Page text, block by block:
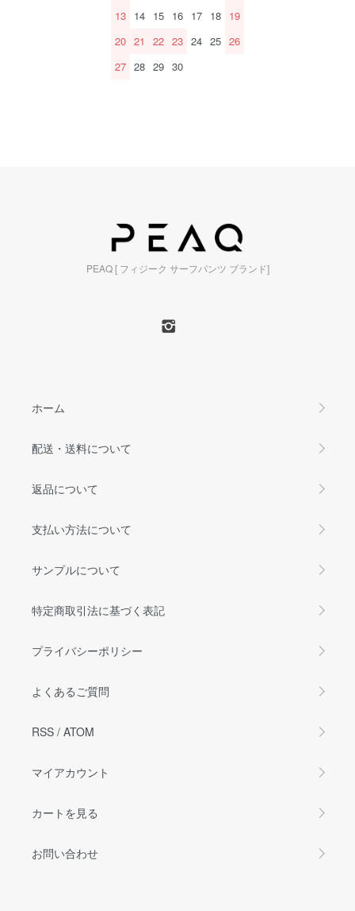
13 14 15 16 17 18 19
20 21 22 23 24 25 26
27 28 29 30
PEAQ [ フィジーク サーフパンツ ブランド]
ホーム
配送・送料について
返品について
支払い方法について
サンプルについて
特定商取引法に基づく表記
プライバシーポリシー
よくあるご質問
RSS / ATOM
マイアカウント
カートを見る
お問い合わせ